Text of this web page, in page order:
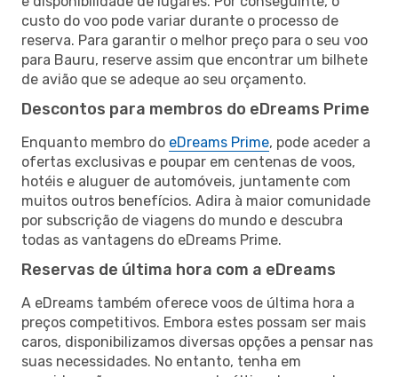
custo do voo pode variar durante o processo de
reserva. Para garantir o melhor preço para o seu voo
para Bauru, reserve assim que encontrar um bilhete
de avião que se adeque ao seu orçamento.
Descontos para membros do eDreams Prime
Enquanto membro do eDreams Prime, pode aceder a
ofertas exclusivas e poupar em centenas de voos,
hotéis e aluguer de automóveis, juntamente com
muitos outros benefícios. Adira à maior comunidade
por subscrição de viagens do mundo e descubra
todas as vantagens do eDreams Prime.
Reservas de última hora com a eDreams
A eDreams também oferece voos de última hora a
preços competitivos. Embora estes possam ser mais
caros, disponibilizamos diversas opções a pensar nas
suas necessidades. No entanto, tenha em